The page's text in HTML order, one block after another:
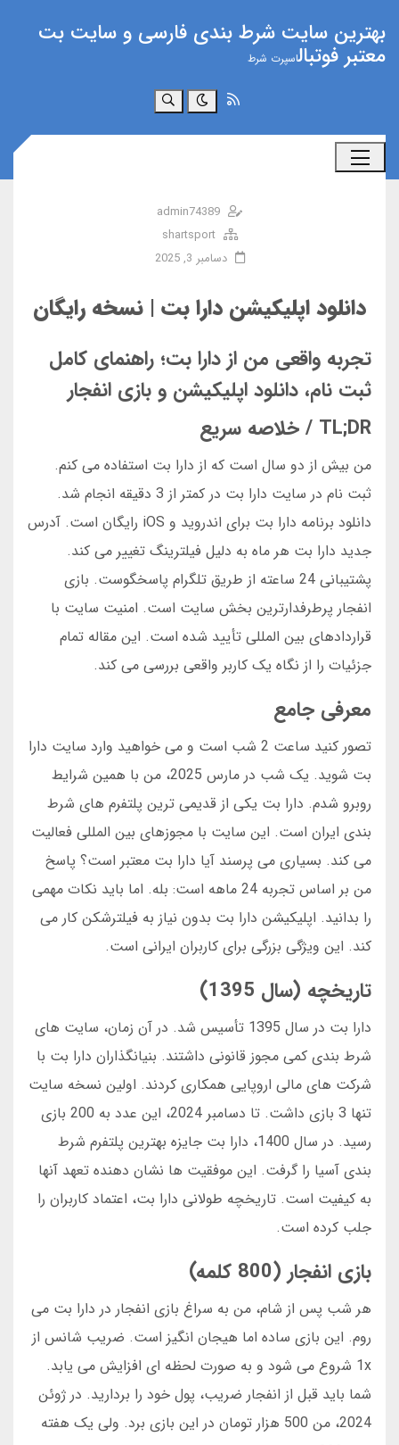
بهترین سایت شرط بندی فارسی و سایت بت
معتبر فوتبالاسپرت شرط
جستجو
admin74389
shartsport
دسامبر 3, 2025
دانلود اپلیکیشن دارا بت | نسخه رایگان
تجربه واقعی من از دارا بت؛ راهنمای کامل
ثبت نام، دانلود اپلیکیشن و بازی انفجار
TL;DR / خلاصه سریع
من بیش از دو سال است که از دارا بت استفاده می کنم.
ثبت نام در سایت دارا بت در کمتر از 3 دقیقه انجام شد.
دانلود برنامه دارا بت برای اندروید و iOS رایگان است. آدرس
جدید دارا بت هر ماه به دلیل فیلترینگ تغییر می کند.
پشتیبانی 24 ساعته از طریق تلگرام پاسخگوست. بازی
انفجار پرطرفدارترین بخش سایت است. امنیت سایت با
قراردادهای بین المللی تأیید شده است. این مقاله تمام
جزئیات را از نگاه یک کاربر واقعی بررسی می کند.
معرفی جامع
تصور کنید ساعت 2 شب است و می خواهید وارد سایت دارا
بت شوید. یک شب در مارس 2025، من با همین شرایط
روبرو شدم. دارا بت یکی از قدیمی ترین پلتفرم های شرط
بندی ایران است. این سایت با مجوزهای بین المللی فعالیت
می کند. بسیاری می پرسند آیا دارا بت معتبر است؟ پاسخ
من بر اساس تجربه 24 ماهه است: بله. اما باید نکات مهمی
را بدانید. اپلیکیشن دارا بت بدون نیاز به فیلترشکن کار می
کند. این ویژگی بزرگی برای کاربران ایرانی است.
تاریخچه (سال 1395)
دارا بت در سال 1395 تأسیس شد. در آن زمان، سایت های
شرط بندی کمی مجوز قانونی داشتند. بنیانگذاران دارا بت با
شرکت های مالی اروپایی همکاری کردند. اولین نسخه سایت
تنها 3 بازی داشت. تا دسامبر 2024، این عدد به 200 بازی
رسید. در سال 1400، دارا بت جایزه بهترین پلتفرم شرط
بندی آسیا را گرفت. این موفقیت ها نشان دهنده تعهد آنها
به کیفیت است. تاریخچه طولانی دارا بت، اعتماد کاربران را
جلب کرده است.
بازی انفجار (800 کلمه)
هر شب پس از شام، من به سراغ بازی انفجار در دارا بت می
روم. این بازی ساده اما هیجان انگیز است. ضریب شانس از
1x شروع می شود و به صورت لحظه ای افزایش می یابد.
شما باید قبل از انفجار ضریب، پول خود را بردارید. در ژوئن
2024، من 500 هزار تومان در این بازی برد. ولی یک هفته